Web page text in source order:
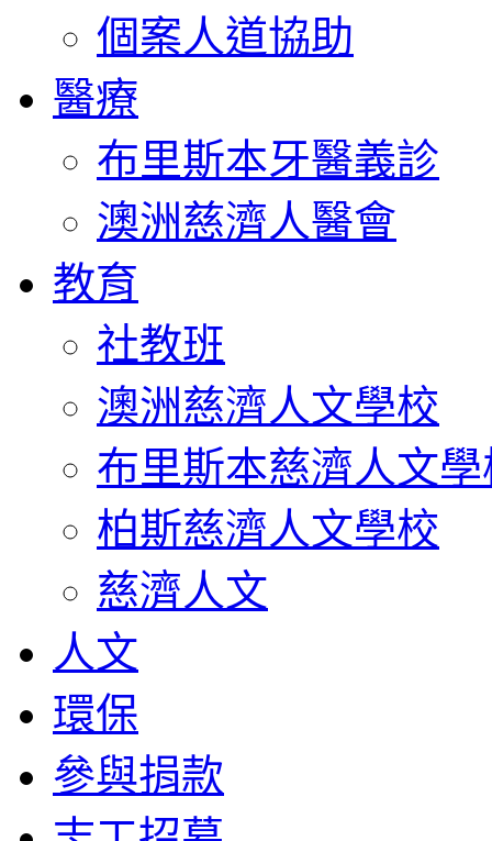
個案人道協助
醫療
布里斯本牙醫義診
澳洲慈濟人醫會
教育
社教班
澳洲慈濟人文學校
布里斯本慈濟人文學
柏斯慈濟人文學校
慈濟人文
人文
環保
參與捐款